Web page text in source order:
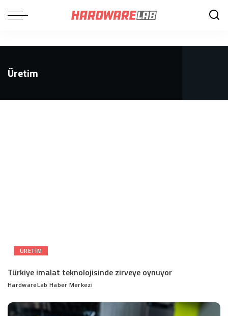
Üretim
ÜRETIM
Türkiye imalat teknolojisinde zirveye oynuyor
Posted
HardwareLab Haber Merkezi